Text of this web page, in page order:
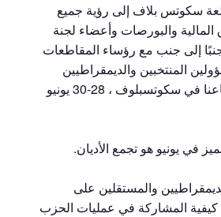
سكوتس بلاف إلى رؤية جميع
المالية والبورصات وأعضاء لجنة
إلى جنب مع رؤساء المقاطعات
المنتخبين والديمقراطيين
الشعبيين في اجتماعنا في سكوتسبلوف ، 28-30 يونيو
في يونيو هو تجمع الأديان.
والمستقلين على
المشاركة في عمليات الحزب